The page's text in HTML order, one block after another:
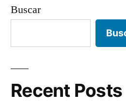
Buscar
Recent Posts